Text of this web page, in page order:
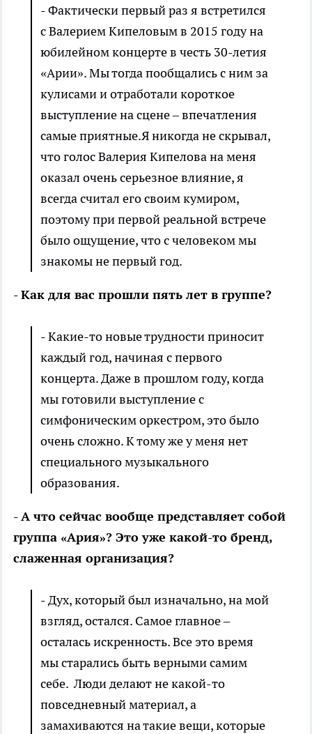
- Фактически первый раз я встретился
с Валерием Кипеловым в 2015 году на
юбилейном концерте в честь 30-летия
«Арии». Мы тогда пообщались с ним за
кулисами и отработали короткое
выступление на сцене – впечатления
самые приятные.Я никогда не скрывал,
что голос Валерия Кипелова на меня
оказал очень серьезное влияние, я
всегда считал его своим кумиром,
поэтому при первой реальной встрече
было ощущение, что с человеком мы
знакомы не первый год.
- Как для вас прошли пять лет в группе?
- Какие-то новые трудности приносит
каждый год, начиная с первого
концерта. Даже в прошлом году, когда
мы готовили выступление с
симфоническим оркестром, это было
очень сложно. К тому же у меня нет
специального музыкального
образования.
- А что сейчас вообще представляет собой
группа «Ария»? Это уже какой-то бренд,
слаженная организация?
- Дух, который был изначально, на мой
взгляд, остался. Самое главное –
осталась искренность. Все это время
мы старались быть верными самим
себе. Люди делают не какой-то
повседневный материал, а
замахиваются на такие вещи, которые